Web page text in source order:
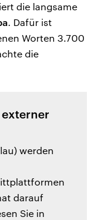
die langsame
. Dafür ist
Worten 3.700
die
werden
darauf
Sie in